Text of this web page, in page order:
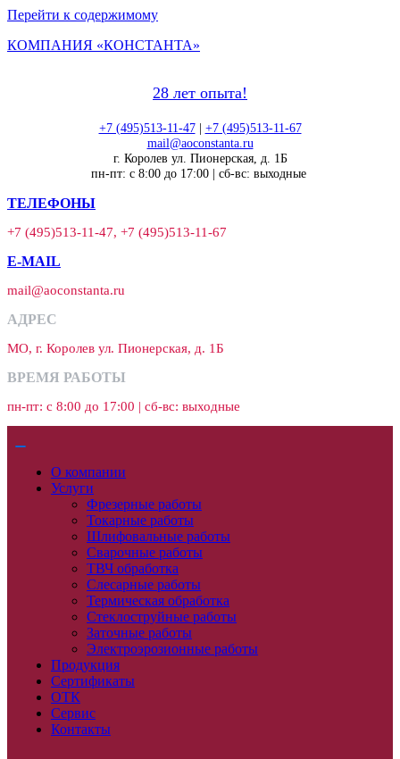
Перейти к содержимому
КОМПАНИЯ «КОНСТАНТА»
28 лет опыта!
+7 (495)513-11-47| +7 (495)513-11-67
mail@aoconstanta.ru
г. Королев ул. Пионерская, д. 1Б
пн-пт: с 8:00 до 17:00 | сб-вс: выходные
ТЕЛЕФОНЫ
+7 (495)513-11-47, +7 (495)513-11-67
E-MAIL
mail@aoconstanta.ru
АДРЕС
МО, г. Королев ул. Пионерская, д. 1Б
ВРЕМЯ РАБОТЫ
пн-пт: с 8:00 до 17:00 | сб-вс: выходные
О компании
Услуги
Фрезерные работы
Токарные работы
Шлифовальные работы
Сварочные работы
ТВЧ обработка
Слесарные работы
Термическая обработка
Стеклоструйные работы
Заточные работы
Электроэрозионные работы
Продукция
Сертификаты
ОТК
Сервис
Контакты